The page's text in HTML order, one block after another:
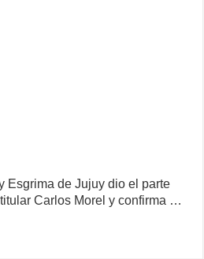
Esgrima de Jujuy dio el parte
Carlos Morel y confirma …